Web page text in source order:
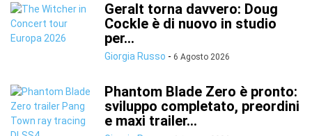
Geralt torna davvero: Doug
Cockle è di nuovo in studio
per...
Giorgia Russo - 6 Agosto 2026
Phantom Blade Zero è pronto:
sviluppo completato, preordini
e maxi trailer...